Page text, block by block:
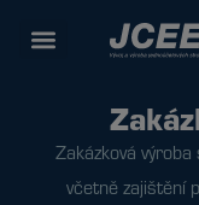
Zakázková
včetně zajištění